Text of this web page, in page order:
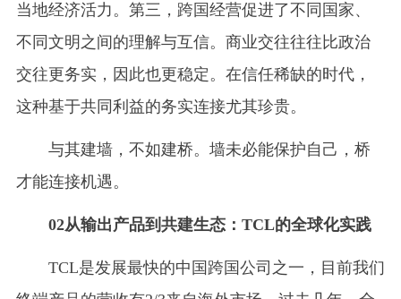
当地经济活力。第三，跨国经营促进了不同国家、
不同文明之间的理解与互信。商业交往往往比政治
交往更务实，因此也更稳定。在信任稀缺的时代，
这种基于共同利益的务实连接尤其珍贵。
与其建墙，不如建桥。墙未必能保护自己，桥
才能连接机遇。
02从输出产品到共建生态：TCL的全球化实践
TCL是发展最快的中国跨国公司之一，目前我们